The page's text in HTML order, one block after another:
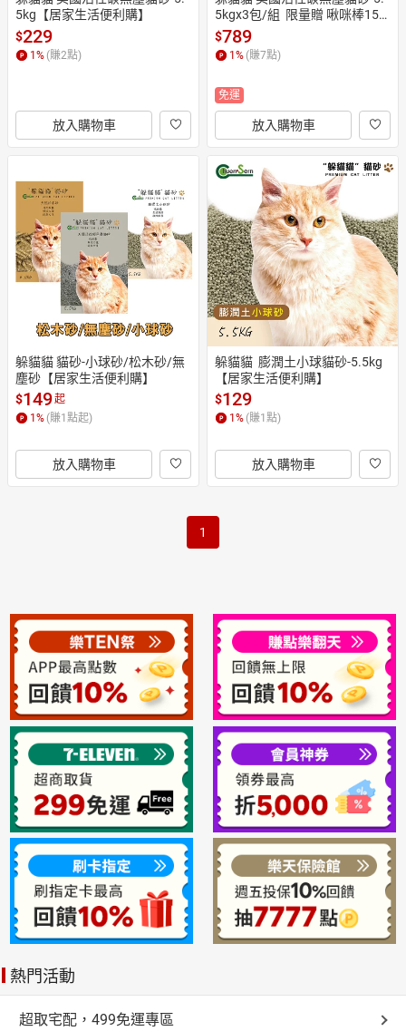
5kg【居家生活便利購】
$229
1% (賺2點)
放入購物車
5kgx3包/組  限量贈 啾咪棒15g
*4入/袋(口味隨機)【居家生活
便利購】
$789
1% (賺7點)
免運
放入購物車
躲貓貓 貓砂-小球砂/松木砂/無
塵砂【居家生活便利購】
$149起
1 % (賺1 點起)
放入購物車
躲貓貓  膨潤土小球貓砂-5.5kg
【居家生活便利購】
$129
1 % (賺1 點)
放入購物車
1
熱門活動
超取宅配，499免運專區